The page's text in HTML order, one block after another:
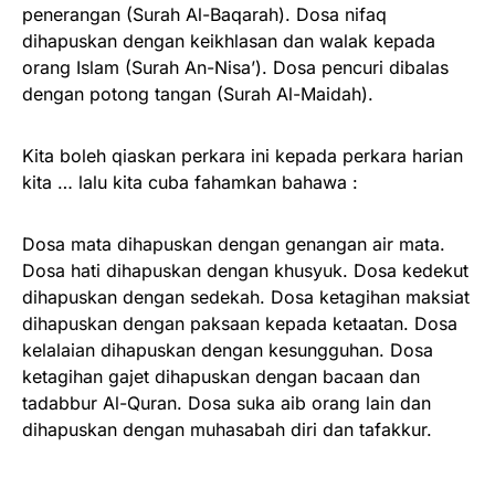
penerangan (Surah Al-Baqarah). Dosa nifaq
dihapuskan dengan keikhlasan dan walak kepada
orang Islam (Surah An-Nisa’). Dosa pencuri dibalas
dengan potong tangan (Surah Al-Maidah).
Kita boleh qiaskan perkara ini kepada perkara harian
kita … lalu kita cuba fahamkan bahawa :
Dosa mata dihapuskan dengan genangan air mata.
Dosa hati dihapuskan dengan khusyuk. Dosa kedekut
dihapuskan dengan sedekah. Dosa ketagihan maksiat
dihapuskan dengan paksaan kepada ketaatan. Dosa
kelalaian dihapuskan dengan kesungguhan. Dosa
ketagihan gajet dihapuskan dengan bacaan dan
tadabbur Al-Quran. Dosa suka aib orang lain dan
dihapuskan dengan muhasabah diri dan tafakkur.